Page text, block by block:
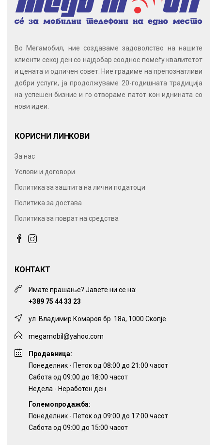
Во Мегамобил, ние создаваме задоволство на нашите
клиенти секој ден со најдобар сооднос помеѓу квалитетот
и цената и одличен совет. Ние градиме на препознатливи
добри услуги, ја продолжуваме 20-годишната традиција
на успешен бизнис и го отвораме патот кон иднината со
нови идеи.
КОРИСНИ ЛИНКОВИ
За нас
Услови и договори
Политика за заштита на лични податоци
Политика за достава
Политика за поврат на средства
КОНТАКТ
Имате прашање? Јавете ни се на:
+389 75 44 33 23
ул. Владимир Комаров бр. 18а, 1000 Скопје
megamobil@yahoo.com
Продавница:
Понеделник - Петок од 08:00 до 21:00 часот
Сабота од 09:00 до 18:00 часот
Недела - Неработен ден
Големопродажба:
Понеделник - Петок од 09:00 до 17:00 часот
Сабота од 09:00 до 15:00 часот